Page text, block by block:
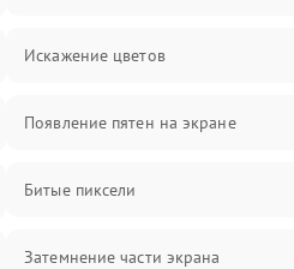
Искажение цветов
Появление пятен на экране
Битые пиксели
Затемнение части экрана